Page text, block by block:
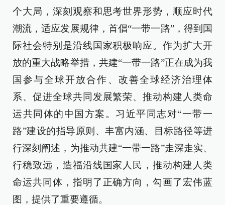
个大局，深刻观察和思考世界形势，顺应时代
潮流，适应发展规律，首倡“一带一路”，得到国
际社会特别是沿线国家积极响应。作为扩大开
放的重大战略举措，共建“一带一路”正在成为我
国参与全球开放合作、改善全球经济治理体
系、促进全球共同发展繁荣、推动构建人类命
运共同体的中国方案。习近平同志对“一带一
路”建设的指导原则、丰富内涵、目标路径等进
行深刻阐述，为推动共建“一带一路”走深走实、
行稳致远，造福沿线国家人民，推动构建人类
命运共同体，指明了正确方向，勾画了宏伟蓝
图，提供了重要遵循。